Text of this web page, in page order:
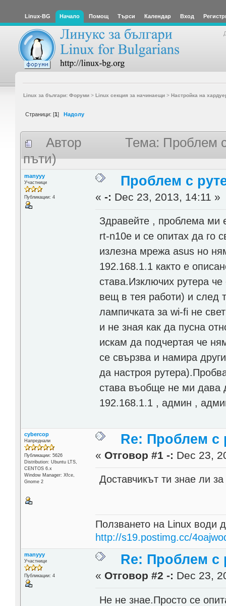
Linux-BG Начало Помощ Търси Календар Вход
Linux за българи: Форуми> Linux секция за начинаещи> Настройка на
Страници: [1] Надолу
Автор
Тема: Проблем
пъти)
manyyy
Участници
Публикации: 4
Проблем с
«-: Dec 23, 2013, 14:11 »
Здравейте , проблема ми
rt-n10e и се опитах да го
излезна мрежа asus но
192.168.1.1 както е
става.Изключих рутера
вещ в тея работи) и след
лампичката за wi-fi не
и не зная как да пусна
искам да подчертая че
се свързва и намира
да настроя
става въобще не ми дава
192.168.1.1 , админ ,
cybercop
Напреднали
Публикации: 5626
Distribution: Ubuntu LTS,
CENTOS 6.x
Window Manager: Xfce,
Gnome 2
Re: Проблем с
« Отговор #1 -: Dec 23,
Доставчикът ти знае ли
Ползването на Linux води
http://s19.postimg.cc/
manyyy
Участници
Публикации: 4
Re: Проблем с
« Отговор #2 -: Dec 23,
Не не знае.Просто се